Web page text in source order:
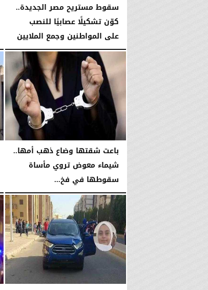
سقوط مستريح مصر الجديدة..
كوّن تشكيلًا عصابيًا للنصب
على المواطنين وجمع الملايين
الإثنين، 23 مارس 2026 11:40 مـ
باعت شقتها وضاع ذهب أمها..
شيماء معوض تروي مأساة
سقوطها في فخ...
الخميس، 22 يناير 2026 11:39 صـ